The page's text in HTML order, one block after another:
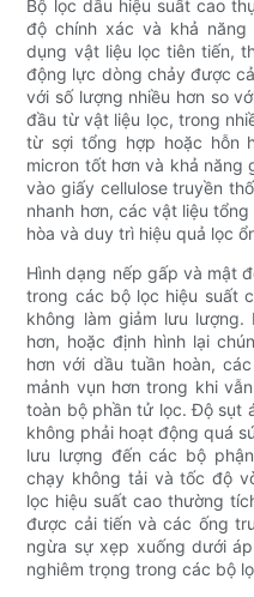
Bộ lọc dầu hiệu suất cao
độ chính xác và khả
dụng vật liệu lọc tiên tiến,
động lực dòng chảy được
với số lượng nhiều hơn so
đầu từ vật liệu lọc, trong
từ sợi tổng hợp hoặc hỗn
micron tốt hơn và khả năng
vào giấy cellulose truyền
nhanh hơn, các vật liệu
hòa và duy trì hiệu quả lọc
Hình dạng nếp gấp và mật
trong các bộ lọc hiệu suất
không làm giảm lưu lượng.
hơn, hoặc định hình lại
hơn với dầu tuần hoàn,
mảnh vụn hơn trong khi
toàn bộ phần tử lọc. Độ sụt
không phải hoạt động quá
lưu lượng đến các bộ
chạy không tải và tốc độ
lọc hiệu suất cao thường
được cải tiến và các ống
ngừa sự xẹp xuống dưới
nghiêm trọng trong các bộ